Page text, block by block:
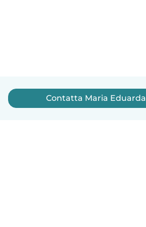
Contatta Maria Eduarda